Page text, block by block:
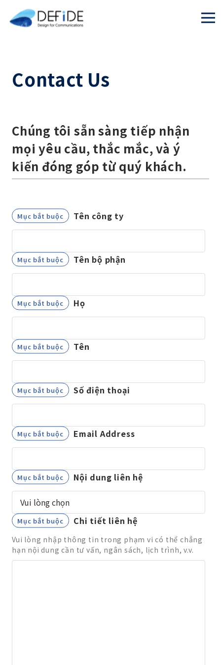
Contact Us
Chúng tôi sẵn sàng tiếp nhận
mọi yêu cầu, thắc mắc, và ý
kiến đóng góp từ quý khách.
Tên công ty
Tên bộ phận
Họ
Tên
Số điện thoại
Email Address
Nội dung liên hệ
Chi tiết liên hệ
Vui lòng nhập thông tin trong phạm vi có thể chẳng
hạn nội dung cần tư vấn, ngân sách, lịch trình, v.v.